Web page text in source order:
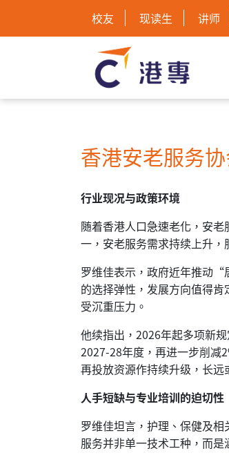
校友 现读生 讲师
香港安老服务
行业现况与政策环境
随着香港人口急速老化，安
一，安老服务需求持续上升
罗维佳表示，政府近年推动
的选择弹性，发展方向值得
受沉重压力。
他续指出，2026年起多项新
2027-28年度，再进一步削减
再投放资源作持续升级，长远
人手短缺与专业培训的迫切性
罗维佳坦言，护理、保健及
服务并非单一技术工种，而